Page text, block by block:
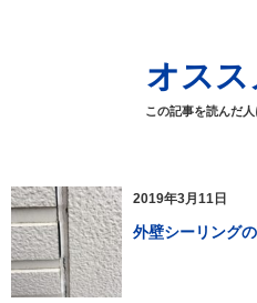
オス
この記事を読んだ
2019年3月11日
外壁シーリング